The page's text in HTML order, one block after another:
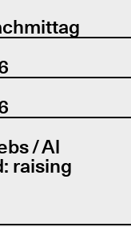
/ Al
raising